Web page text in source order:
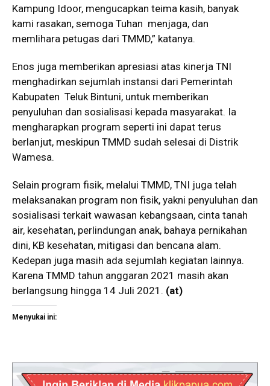
Kampung Idoor, mengucapkan teima kasih, banyak
kami rasakan, semoga Tuhan menjaga, dan
memlihara petugas dari TMMD,” katanya.
Enos juga memberikan apresiasi atas kinerja TNI
menghadirkan sejumlah instansi dari Pemerintah
Kabupaten Teluk Bintuni, untuk memberikan
penyuluhan dan sosialisasi kepada masyarakat. Ia
mengharapkan program seperti ini dapat terus
berlanjut, meskipun TMMD sudah selesai di Distrik
Wamesa.
Selain program fisik, melalui TMMD, TNI juga telah
melaksanakan program non fisik, yakni penyuluhan dan
sosialisasi terkait wawasan kebangsaan, cinta tanah
air, kesehatan, perlindungan anak, bahaya pernikahan
dini, KB kesehatan, mitigasi dan bencana alam.
Kedepan juga masih ada sejumlah kegiatan lainnya.
Karena TMMD tahun anggaran 2021 masih akan
berlangsung hingga 14 Juli 2021. (at)
Menyukai ini: